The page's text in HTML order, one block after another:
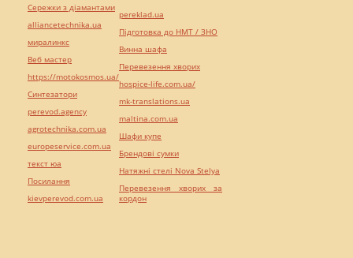
Сережки з діамантами
alliancetechnika.ua
миралинкс
Веб мастер
https://motokosmos.ua/
Синтезатори
perevod.agency
agrotechnika.com.ua
europeservice.com.ua
текст юа
Посилання
kievperevod.com.ua
pereklad.ua
Підготовка до НМТ / ЗНО
Винна шафа
Перевезення хворих
hospice-life.com.ua/
mk-translations.ua
maltina.com.ua
Шафи купе
Брендові сумки
Натяжні стелі Nova Stelya
Перевезення хворих за
кордон